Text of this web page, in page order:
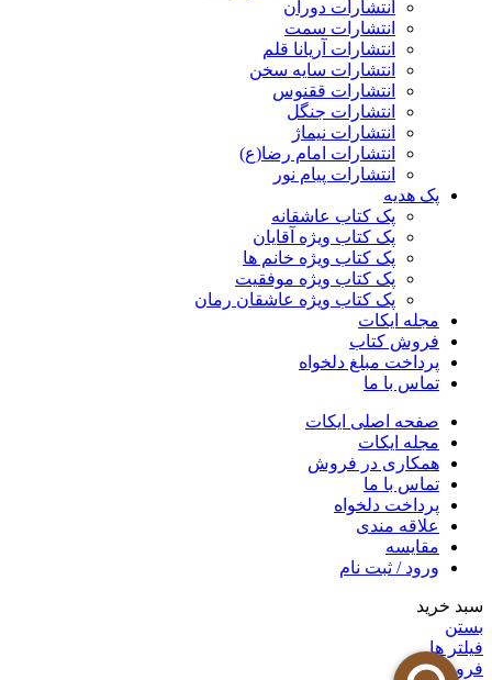
انتشارات دوران
انتشارات سمت
انتشارات آریانا قلم
انتشارات سایه سخن
انتشارات ققنوس
انتشارات جنگل
انتشارات نیماژ
انتشارات امام رضا(ع)
انتشارات پیام نور
پک هدیه
پک کتاب عاشقانه
پک کتاب ویژه آقایان
پک کتاب ویژه خانم ها
پک کتاب ویژه موفقیت
پک کتاب ویژه عاشقان رمان
مجله ایکات
فروش کتاب
پرداخت مبلغ دلخواه
تماس با ما
صفحه اصلی ایکات
مجله ایکات
همکاری در فروش
تماس با ما
پرداخت دلخواه
علاقه مندی
مقايسه
ورود / ثبت نام
سبد خرید
بستن
فیلتر ها
فروشگاه